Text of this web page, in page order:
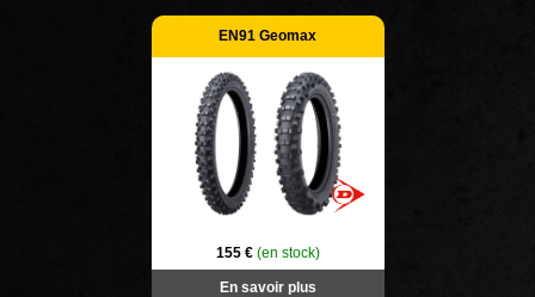
EN91 Geomax
155 € (en stock)
En savoir plus